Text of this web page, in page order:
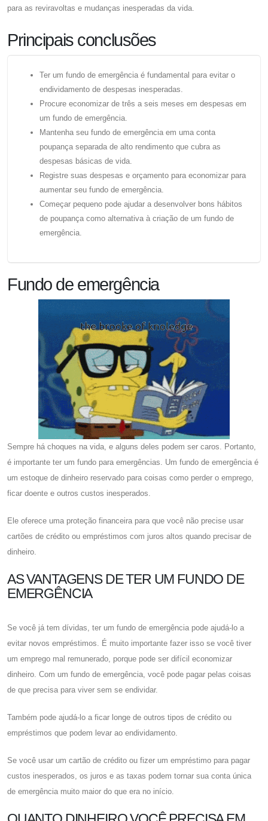
para as reviravoltas e mudanças inesperadas da vida.
Principais conclusões
Ter um fundo de emergência é fundamental para evitar o
endividamento de despesas inesperadas.
Procure economizar de três a seis meses em despesas em
um fundo de emergência.
Mantenha seu fundo de emergência em uma conta
poupança separada de alto rendimento que cubra as
despesas básicas de vida.
Registre suas despesas e orçamento para economizar para
aumentar seu fundo de emergência.
Começar pequeno pode ajudar a desenvolver bons hábitos
de poupança como alternativa à criação de um fundo de
emergência.
Fundo de emergência
Sempre há choques na vida, e alguns deles podem ser caros. Portanto,
é importante ter um fundo para emergências. Um fundo de emergência é
um estoque de dinheiro reservado para coisas como perder o emprego,
ficar doente e outros custos inesperados.
Ele oferece uma proteção financeira para que você não precise usar
cartões de crédito ou empréstimos com juros altos quando precisar de
dinheiro.
AS VANTAGENS DE TER UM FUNDO DE
EMERGÊNCIA
Se você já tem dívidas, ter um fundo de emergência pode ajudá-lo a
evitar novos empréstimos. É muito importante fazer isso se você tiver
um emprego mal remunerado, porque pode ser difícil economizar
dinheiro. Com um fundo de emergência, você pode pagar pelas coisas
de que precisa para viver sem se endividar.
Também pode ajudá-lo a ficar longe de outros tipos de crédito ou
empréstimos que podem levar ao endividamento.
Se você usar um cartão de crédito ou fizer um empréstimo para pagar
custos inesperados, os juros e as taxas podem tornar sua conta única
de emergência muito maior do que era no início.